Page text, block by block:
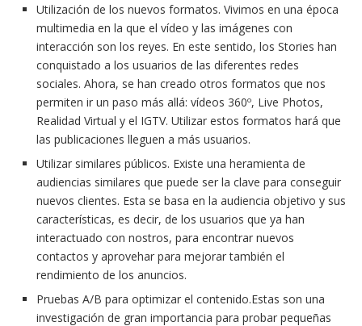
Utilización de los nuevos formatos. Vivimos en una época
multimedia en la que el vídeo y las imágenes con
interacción son los reyes. En este sentido, los Stories han
conquistado a los usuarios de las diferentes redes
sociales. Ahora, se han creado otros formatos que nos
permiten ir un paso más allá: vídeos 360º, Live Photos,
Realidad Virtual y el IGTV. Utilizar estos formatos hará que
las publicaciones lleguen a más usuarios.
Utilizar similares públicos. Existe una heramienta de
audiencias similares que puede ser la clave para conseguir
nuevos clientes. Esta se basa en la audiencia objetivo y sus
características, es decir, de los usuarios que ya han
interactuado con nostros, para encontrar nuevos
contactos y aprovehar para mejorar también el
rendimiento de los anuncios.
Pruebas A/B para optimizar el contenido.Estas son una
investigación de gran importancia para probar pequeñas